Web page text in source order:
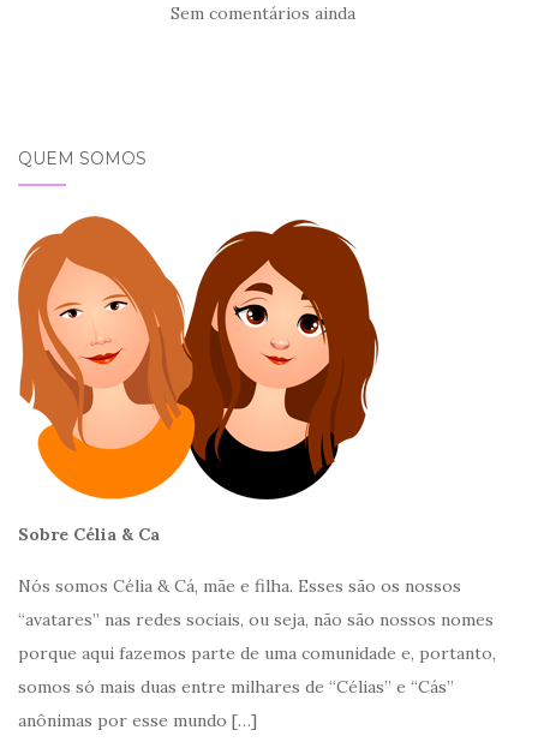
Sem comentários ainda
QUEM SOMOS
Sobre Célia & Ca
Nós somos Célia & Cá, mãe e filha. Esses são os nossos
“avatares” nas redes sociais, ou seja, não são nossos nomes
porque aqui fazemos parte de uma comunidade e, portanto,
somos só mais duas entre milhares de “Célias” e “Cás”
anônimas por esse mundo […]